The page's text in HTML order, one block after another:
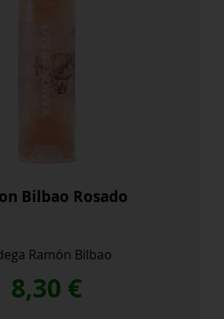
Bilbao Rosado
Ramón Bilbao
8,30 €